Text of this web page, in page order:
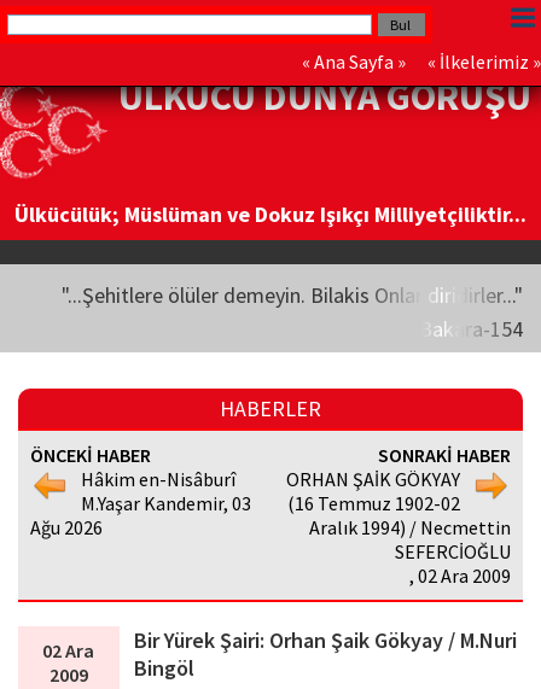
« Ana Sayfa » « İlkelerimiz »
ÜLKÜCÜ DÜNYA GÖRÜŞÜ
Ülkücülük; Müslüman ve Dokuz Işıkçı Milliyetçiliktir...
"...Şehitlere ölüler demeyin. Bilakis Onlar diridirler..."
Bakara-154
HABERLER
ÖNCEKİ HABER
Hâkim en-Nisâburî
M.Yaşar Kandemir, 03
Ağu 2026
SONRAKİ HABER
ORHAN ŞAİK GÖKYAY
(16 Temmuz 1902-02
Aralık 1994) / Necmettin
SEFERCİOĞLU
, 02 Ara 2009
02 Ara
2009
Bir Yürek Şairi: Orhan Şaik Gökyay / M.Nuri
Bingöl